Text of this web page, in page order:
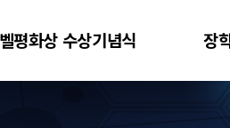
평화상 수상기념식 장